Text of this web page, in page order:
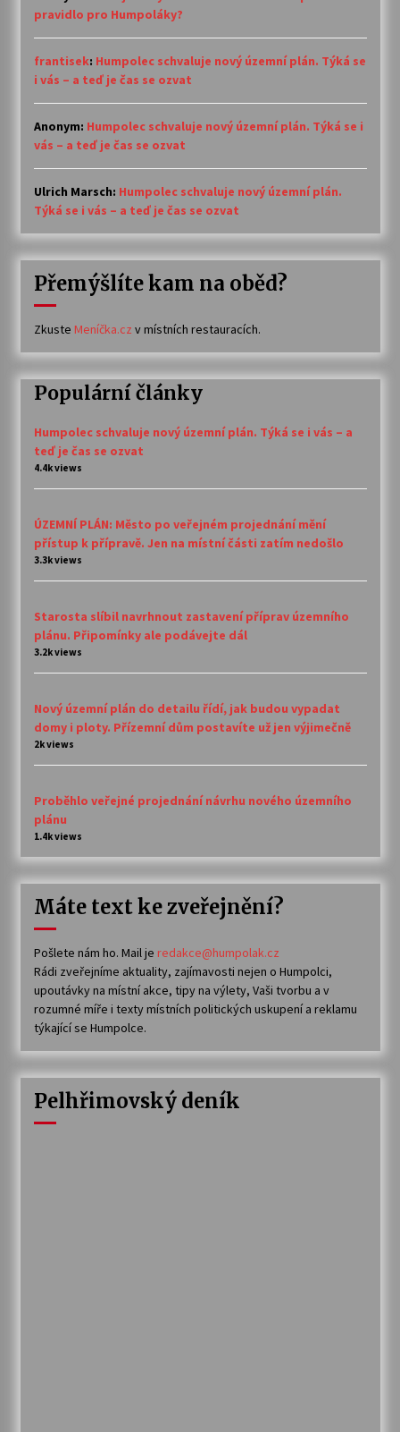
pravidlo pro Humpoláky?
frantisek: Humpolec schvaluje nový územní plán. Týká se
i vás – a teď je čas se ozvat
Anonym: Humpolec schvaluje nový územní plán. Týká se i
vás – a teď je čas se ozvat
Ulrich Marsch: Humpolec schvaluje nový územní plán.
Týká se i vás – a teď je čas se ozvat
Přemýšlíte kam na oběd?
Zkuste Meníčka.cz v místních restauracích.
Populární články
Humpolec schvaluje nový územní plán. Týká se i vás – a
teď je čas se ozvat
4.4k views
ÚZEMNÍ PLÁN: Město po veřejném projednání mění
přístup k přípravě. Jen na místní části zatím nedošlo
3.3k views
Starosta slíbil navrhnout zastavení příprav územního
plánu. Připomínky ale podávejte dál
3.2k views
Nový územní plán do detailu řídí, jak budou vypadat
domy i ploty. Přízemní dům postavíte už jen výjimečně
2k views
Proběhlo veřejné projednání návrhu nového územního
plánu
1.4k views
Máte text ke zveřejnění?
Pošlete nám ho. Mail je redakce@humpolak.cz
Rádi zveřejníme aktuality, zajímavosti nejen o Humpolci,
upoutávky na místní akce, tipy na výlety, Vaši tvorbu a v
rozumné míře i texty místních politických uskupení a reklamu
týkající se Humpolce.
Pelhřimovský deník